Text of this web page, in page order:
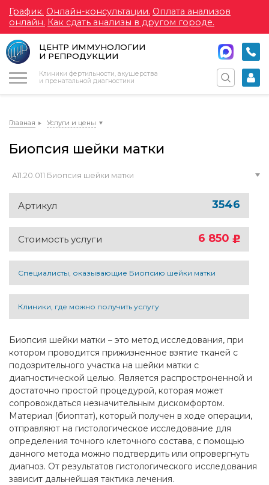
График. Онлайн-консультации. Оплата анализов
онлайн. Как сдать анализы в другом городе.
ЦЕНТР ИММУНОЛОГИИ
И РЕПРОДУКЦИИ
Клиники фертильности, акушерства
и пренатальной диагностики
Главная Услуги и цены
Биопсия шейки матки
A11.20.011 Биопсия шейки матки
Артикул 3546
Стоимость услуги 6 850
Специалисты, оказывающие Биопсию шейки матки
Клиники, где можно получить услугу
Биопсия шейки матки – это метод исследования, при
котором проводится прижизненное взятие тканей с
подозрительного участка на шейки матки с
диагностической целью. Является распростроненной и
достаточно простой процедурой, которая может
сопровождаться незначительным дискомфортом.
Материал (биоптат), который получен в ходе операции,
отправляют на гистологическое исследование для
определения точного клеточного состава, с помощью
данного метода можно подтвердить или опровергнуть
диагноз. От результатов гистологического исследования
зависит дальнейшая тактика лечения.